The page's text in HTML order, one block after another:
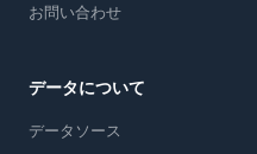
お問い合わせ
データについて
データソース